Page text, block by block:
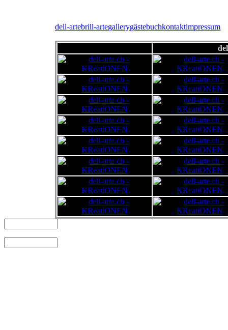
dell-artebrill-artegallerygästebuchkontaktimpressum